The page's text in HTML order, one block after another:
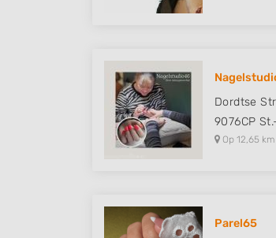
Dordtse
9076CP
Op 12,65
Parel65